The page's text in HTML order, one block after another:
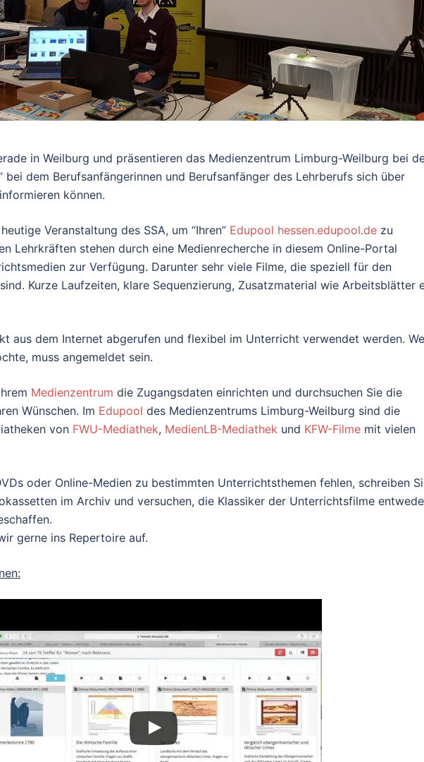
in Weilburg und präsentieren das Medienzentrum Limburg-Weilburg bei
bei dem Berufsanfängerinnen und Berufsanfänger des Lehrberufs sich über
können.
Veranstaltung des SSA, um “Ihren” Edupool hessen.edupool.de zu
Lehrkräften stehen durch eine Medienrecherche in diesem Online-Portal
zur Verfügung. Darunter sehr viele Filme, die speziell für den
Kurze Laufzeiten, klare Sequenzierung, Zusatzmaterial wie Arbeitsblätter
aus dem Internet abgerufen und flexibel im Unterricht verwendet werden.
muss angemeldet sein.
Medienzentrum die Zugangsdaten einrichten und durchsuchen Sie die
Wünschen. Im Edupool des Medienzentrums Limburg-Weilburg sind die
von FWU-Mediathek, MedienLB-Mediathek und KFW-Filme mit vielen
oder Online-Medien zu bestimmten Unterrichtsthemen fehlen, schreiben
im Archiv und versuchen, die Klassiker der Unterrichtsfilme
gerne ins Repertoire auf.